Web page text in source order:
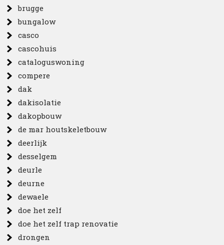
brugge
bungalow
casco
cascohuis
cataloguswoning
compere
dak
dakisolatie
dakopbouw
de mar houtskeletbouw
deerlijk
desselgem
deurle
deurne
dewaele
doe het zelf
doe het zelf trap renovatie
drongen